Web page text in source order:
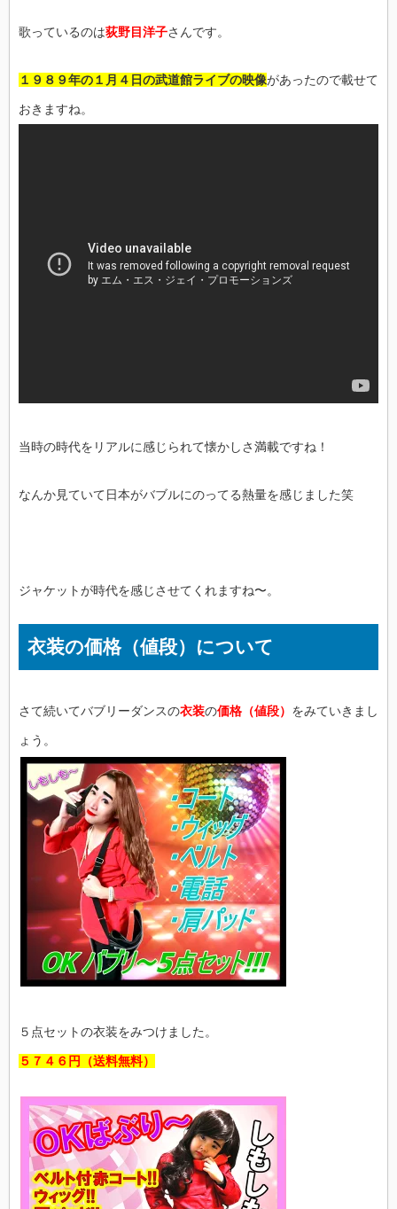
歌っているのは荻野目洋子さんです。
１９８９年の１月４日の武道館ライブの映像があったので載せて
おきますね。
当時の時代をリアルに感じられて懐かしさ満載ですね！
なんか見ていて日本がバブルにのってる熱量を感じました笑
ジャケットが時代を感じさせてくれますね〜。
衣装の価格（値段）について
さて続いてバブリーダンスの衣装の価格（値段） をみていきまし
ょう。
５点セットの衣装をみつけました。
５７４６円（送料無料）